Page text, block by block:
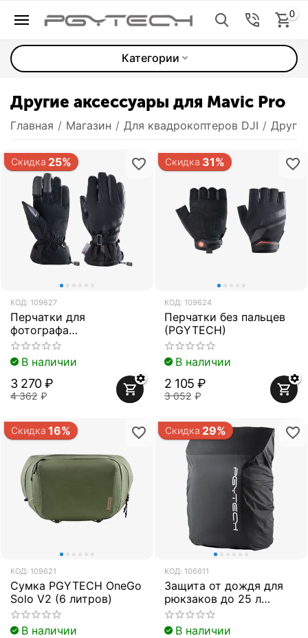
0
Категории
Другие аксессуары для Mavic Pro
Главная / Магазин / Для квадрокоптеров DJI /
Скидка 25%
КОД: 109627
Перчатки для
фотографа
(Professional)
(PGYTECH)
В наличии
4 362 ₽
3 270 ₽
Скидка 31%
КОД: 109624
Перчатки без пальцев
(PGYTECH)
В наличии
3 052 ₽
2 105 ₽
Скидка 16%
КОД: 109621
Сумка PGYTECH OneGo
Solo V2 (6 литров)
В наличии
Скидка 29%
КОД: 106611
Защита от дождя для
рюкзаков до 25 л
(PGYTECH P-CB-046)
В наличии